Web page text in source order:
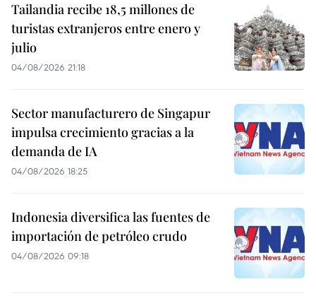
Tailandia recibe 18,5 millones de
turistas extranjeros entre enero y
julio
04/08/2026 21:18
Sector manufacturero de Singapur
impulsa crecimiento gracias a la
demanda de IA
04/08/2026 18:25
Indonesia diversifica las fuentes de
importación de petróleo crudo
04/08/2026 09:18